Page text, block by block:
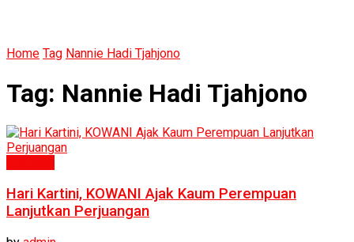
Home Tag Nannie Hadi Tjahjono
Tag: Nannie Hadi Tjahjono
Hari Kartini, KOWANI Ajak Kaum Perempuan
Lanjutkan Perjuangan